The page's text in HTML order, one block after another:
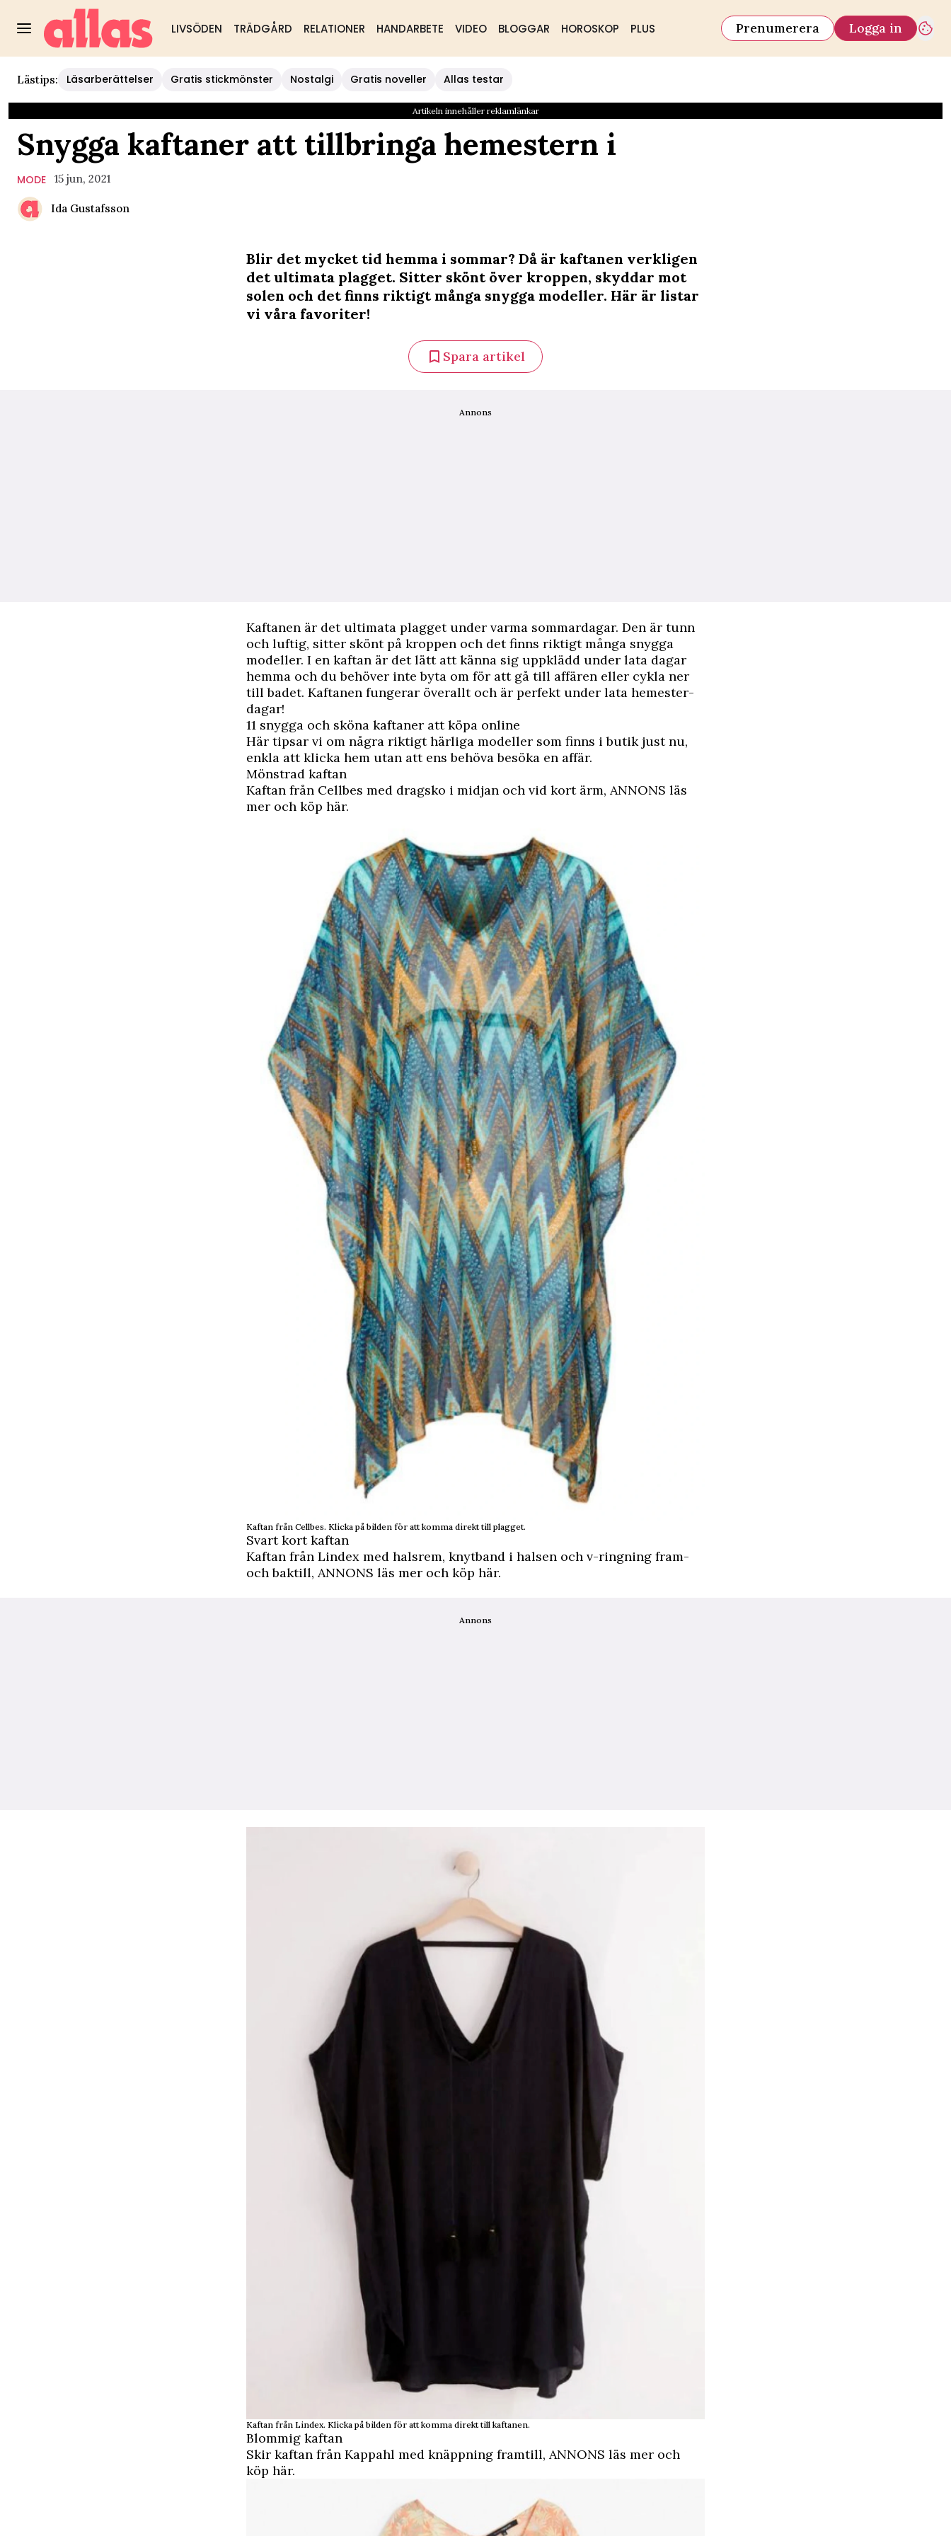
LIVSÖDEN TRÄDGÅRD RELATIONER HANDARBETE VIDEO BLOGGAR HOROSKOP PLUS Prenumerera Logga in
Lästips: Läsarberättelser Gratis stickmönster Nostalgi Gratis noveller Allas testar
Artikeln innehåller reklamlänkar
Snygga kaftaner att tillbringa hemestern i
MODE 15 jun, 2021
Ida Gustafsson
Blir det mycket tid hemma i sommar? Då är kaftanen verkligen
det ultimata plagget. Sitter skönt över kroppen, skyddar mot
solen och det finns riktigt många snygga modeller. Här är listar
vi våra favoriter!
Spara artikel
Annons
Kaftanen är det ultimata plagget under varma sommardagar. Den är tunn
och luftig, sitter skönt på kroppen och det finns riktigt många snygga
modeller. I en kaftan är det lätt att känna sig uppklädd under lata dagar
hemma och du behöver inte byta om för att gå till affären eller cykla ner
till badet. Kaftanen fungerar överallt och är perfekt under lata hemester-
dagar!
11 snygga och sköna kaftaner att köpa online
Här tipsar vi om några riktigt härliga modeller som finns i butik just nu,
enkla att klicka hem utan att ens behöva besöka en affär.
Mönstrad kaftan
Kaftan från Cellbes med dragsko i midjan och vid kort ärm, ANNONS läs
mer och köp här.
Kaftan från Cellbes. Klicka på bilden för att komma direkt till plagget.
Svart kort kaftan
Kaftan från Lindex med halsrem, knytband i halsen och v-ringning fram-
och baktill, ANNONS läs mer och köp här.
Annons
Kaftan från Lindex. Klicka på bilden för att komma direkt till kaftanen.
Blommig kaftan
Skir kaftan från Kappahl med knäppning framtill, ANNONS läs mer och
köp här.